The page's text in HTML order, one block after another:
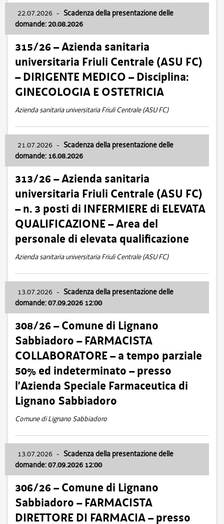
22.07.2026 - Scadenza della presentazione delle
domande: 20.08.2026
315/26 – Azienda sanitaria
universitaria Friuli Centrale (ASU FC)
– DIRIGENTE MEDICO – Disciplina:
GINECOLOGIA E OSTETRICIA
Azienda sanitaria universitaria Friuli Centrale (ASU FC)
21.07.2026 - Scadenza della presentazione delle
domande: 16.08.2026
313/26 – Azienda sanitaria
universitaria Friuli Centrale (ASU FC)
– n. 3 posti di INFERMIERE di ELEVATA
QUALIFICAZIONE – Area del
personale di elevata qualificazione
Azienda sanitaria universitaria Friuli Centrale (ASU FC)
13.07.2026 - Scadenza della presentazione delle
domande: 07.09.2026 12:00
308/26 – Comune di Lignano
Sabbiadoro – FARMACISTA
COLLABORATORE – a tempo parziale
50% ed indeterminato – presso
l’Azienda Speciale Farmaceutica di
Lignano Sabbiadoro
Comune di Lignano Sabbiadoro
13.07.2026 - Scadenza della presentazione delle
domande: 07.09.2026 12:00
306/26 – Comune di Lignano
Sabbiadoro – FARMACISTA
DIRETTORE DI FARMACIA – presso